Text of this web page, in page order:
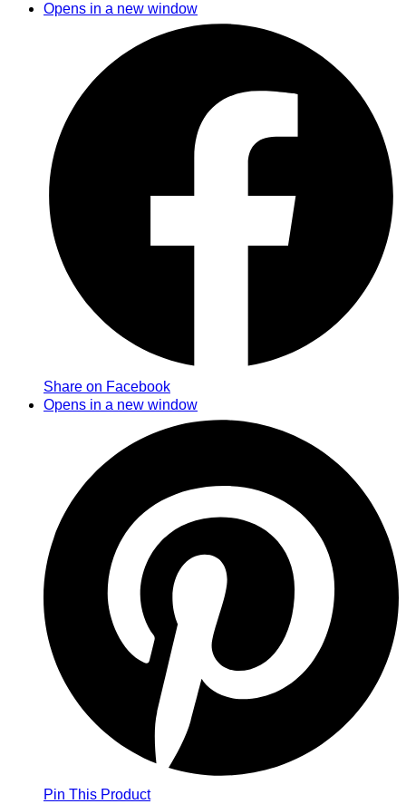
Opens in a new window
Share on Facebook
Opens in a new window
Pin This Product